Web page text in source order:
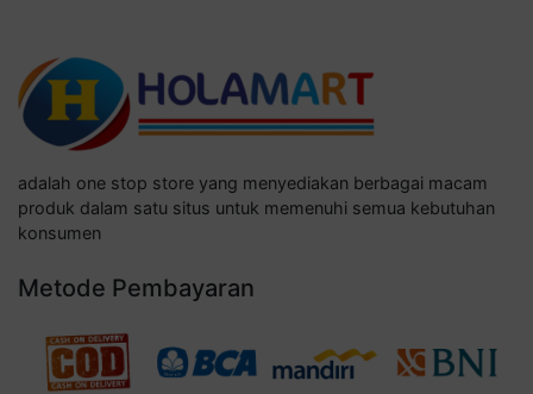
adalah one stop store yang menyediakan berbagai macam
produk dalam satu situs untuk memenuhi semua kebutuhan
konsumen
Metode Pembayaran